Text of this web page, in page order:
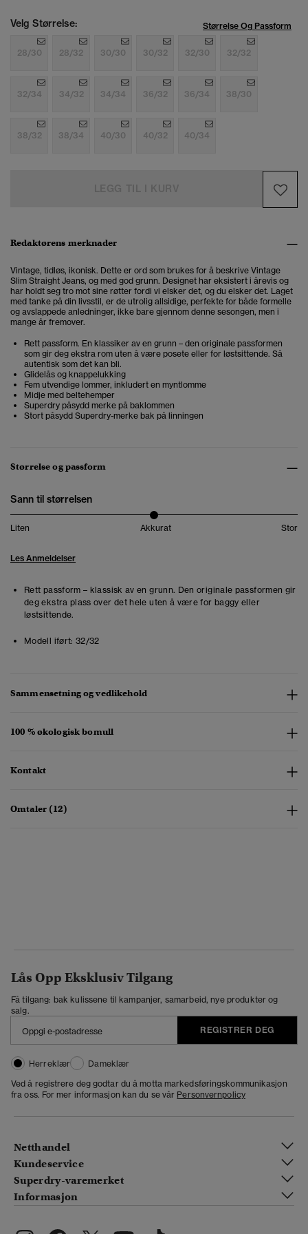
Velg Størrelse: Størrelse Og Passform
28/30 28/32 30/30 30/32 32/30 32/32
32/34 34/32 34/34 36/32 36/34 38/30
38/32 38/34 40/30 40/32 40/34
Redaktørens merknader
Vintage, tidløs, ikonisk. Dette er ord som brukes for å beskrive Vintage
Slim Straight Jeans, og med god grunn. Designet har eksistert i årevis og
har holdt seg tro mot sine røtter fordi vi elsker det, og du elsker det. Laget
med tanke på din livsstil, er de utrolig allsidige, perfekte for både formelle
og avslappede anledninger, ikke bare gjennom denne sesongen, men i
mange år fremover.
Rett passform. En klassiker av en grunn – den originale passformen
som gir deg ekstra rom uten å være posete eller for løstsittende. Så
autentisk som det kan bli.
Glidelås og knappelukking
Fem utvendige lommer, inkludert en myntlomme
Midje med beltehemper
Superdry påsydd merke på baklommen
Stort påsydd Superdry-merke bak på linningen
Størrelse og passform
Sann til størrelsen
Liten Akkurat Stor
Les Anmeldelser
Rett passform – klassisk av en grunn. Den originale passformen gir
deg ekstra plass over det hele uten å være for baggy eller
løstsittende.
Modell iført: 32/32
Sammensetning og vedlikehold
100 % økologisk bomull
Kontakt
Omtaler (12)
Lås Opp Eksklusiv Tilgang
Få tilgang: bak kulissene til kampanjer, samarbeid, nye produkter og
salg.
REGISTRER DEG
Herreklær
Dameklær
Ved å registrere deg godtar du å motta markedsføringskommunikasjon
fra oss. For mer informasjon kan du se vår Personvernpolicy
Netthandel
Kundeservice
Superdry-varemerket
Informasjon